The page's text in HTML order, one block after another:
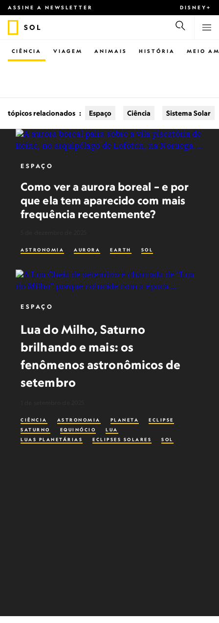
ASSINE A NEWSLETTER DISNEY+
SOL
CIÊNCIA VIAGEM ANIMAIS HISTÓRIA MEIO
tópicos relacionados : Espaço Ciência Sistema Solar
ESPAÇO
Como ver a aurora boreal – e por
que ela tem aparecido com mais
frequência recentemente?
ASTRONOMIA AURORA EARTH SOL
ESPAÇO
Lua do Milho, Saturno
brilhando e mais: os
fenômenos astronômicos de
setembro
CIÊNCIA ASTRONOMIA PLANETA
ECLIPSE
SATURNO
EQUINÓCIO
LUA
LUAS PLANETÁRIAS
ECLIPSES SOLARES SOL